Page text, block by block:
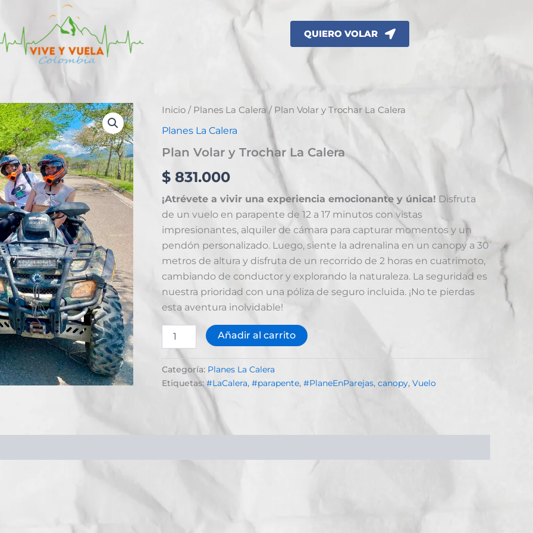
QUIERO VOLAR
Inicio / Planes La Calera/ Plan Volar y Trochar La Calera
Planes La Calera
Plan Volar y Trochar La Calera
$ 831.000
¡Atrévete a vivir una experiencia emocionante y única! Disfruta
de un vuelo en parapente de 12 a 17 minutos con vistas
impresionantes, alquiler de cámara para capturar momentos y un
pendón personalizado. Luego, siente la adrenalina en un canopy a 30
metros de altura y disfruta de un recorrido de 2 horas en cuatrimoto,
cambiando de conductor y explorando la naturaleza. La seguridad es
nuestra prioridad con una póliza de seguro incluida. ¡No te pierdas
esta aventura inolvidable!
Plan
y
La
Calera
cantidad
Añadir al carrito
Categoría: Planes La Calera
Etiquetas:#LaCalera, #parapente, #PlaneEnParejas, canopy, Vuelo